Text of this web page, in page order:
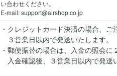
い合わせください。
E-mail: support@airshop.co.jp
・クレジットカード決済の場合、ご
３営業日以内で発送いたします。
・郵便振替の場合は、入金の照会に
入金確認後、３営業日以内で発送